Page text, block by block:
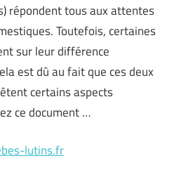
répondent tous aux attentes
Toutefois, certaines
sur leur différence
est dû au fait que ces deux
certains aspects
ce document …
lutins.fr